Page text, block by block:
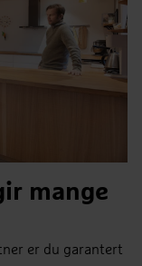
mange
er du garantert